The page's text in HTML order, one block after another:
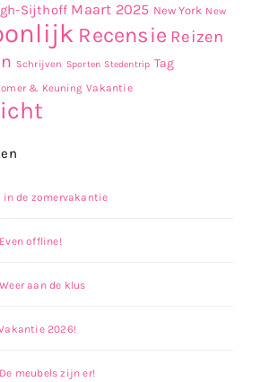
Sijthoff Maart 2025 New York New
Recensie Reizen
Schrijven Sporten Stedentrip Tag
& Keuning Vakantie
de zomervakantie
offline!
aan de klus
2026!
meubels zijn er!